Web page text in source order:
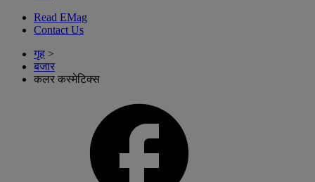
Read EMag
Contact Us
गृह >
बजार
कलर कस्मेटिक्स